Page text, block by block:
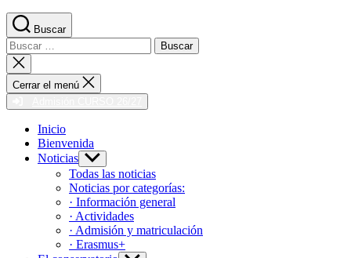
Buscar
Buscar:
Cerrar
la
búsqueda
Cerrar el menú
Inicio
Bienvenida
Noticias Mostrar
el
submenú
Todas las noticias
Noticias por categorías:
· Información general
· Actividades
· Admisión y matriculación
· Erasmus+